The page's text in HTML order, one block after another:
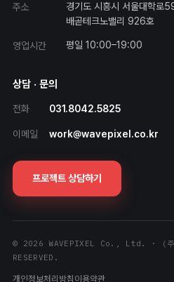
주소
경기도 시흥시 서울대학로
배곧테크노밸리 926호
영업시간 평일 10:00–19:00
상담 · 문의
전화 031.8042.5825
이메일 work@wavepixel.co.kr
프로젝트 상담하기
© 2026 WAVEPIXEL Co., Ltd. · (주)
RESERVED.
개인정보처리방침 이용약관